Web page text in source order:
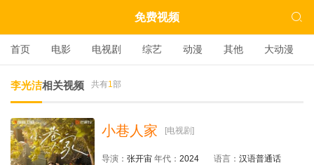
免费视频
首页 电影 电视剧 综艺 动漫 其他 大动漫

李光洁相关视频 共有1部
小巷人家 [电视剧]
导演： 张开宙 年代： 2024 语言： 汉语普通话